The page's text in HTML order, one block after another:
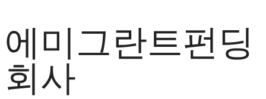
에미그란트펀딩
회사